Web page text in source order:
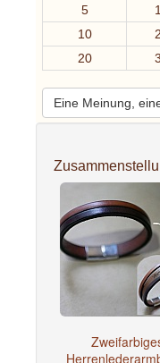
5
10
20
Eine Meinung,